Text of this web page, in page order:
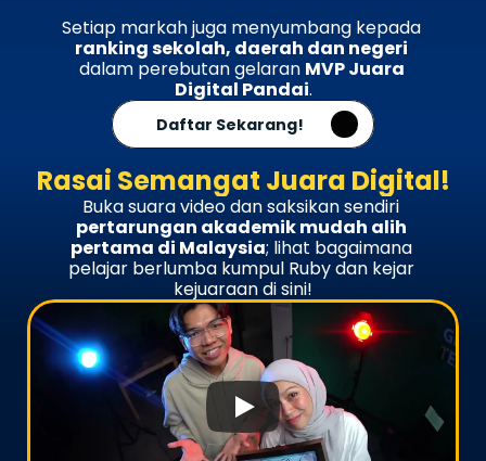
ranking sekolah, daerah dan negeri
dalam perebutan gelaran MVP Juara
Digital Pandai.
Daftar Sekarang!
Rasai Semangat Juara Digital!
pertarungan akademik mudah alih
pertama di Malaysia; lihat bagaimana
pelajar berlumba kumpul Ruby dan kejar
kejuaraan di sini!